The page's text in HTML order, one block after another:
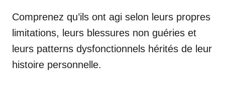
Comprenez qu’ils ont agi selon leurs propres
limitations, leurs blessures non guéries et
leurs patterns dysfonctionnels hérités de leur
histoire personnelle.